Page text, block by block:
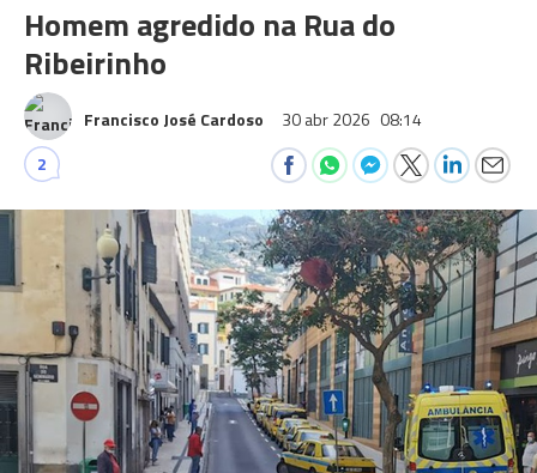
Homem agredido na Rua do
Ribeirinho
Francisco José Cardoso 30 abr 2026 08:14
2